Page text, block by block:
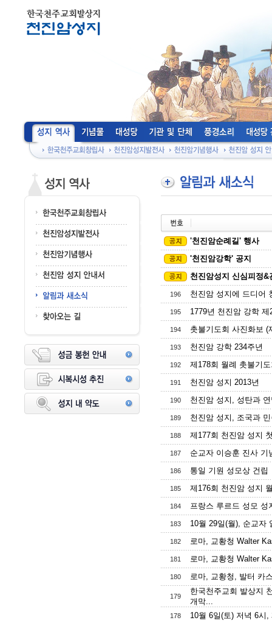
'천진암순례길' 행사
'천진암강학' 공지
천진암성지 신심피정&
196 천진암 성지에 드디어
195 1779년 천진암 강학
194 촛불기도회 사진화보 (
193 천진암 강학 234주년
192 제178회 월례 촛불기
191 천진암 성지 2013년
190 천진암 성지, 성탄과
189 천진암 성지, 조국과
188 제177회 천진암 성지
187 순교자 이승훈 진사 기
186 통일 기원 성모상 건립
185 제176회 천진암 성지
184 프랑스 루르드 성모 성
183 10월 29일(월), 순교자
182 로마, 교황청 Walter
181 로마, 교황청 Walter
180 로마, 교황청, 발터 카
179
한국천주교회 발상지
개막...
178 10월 6일(토) 저녁 6시